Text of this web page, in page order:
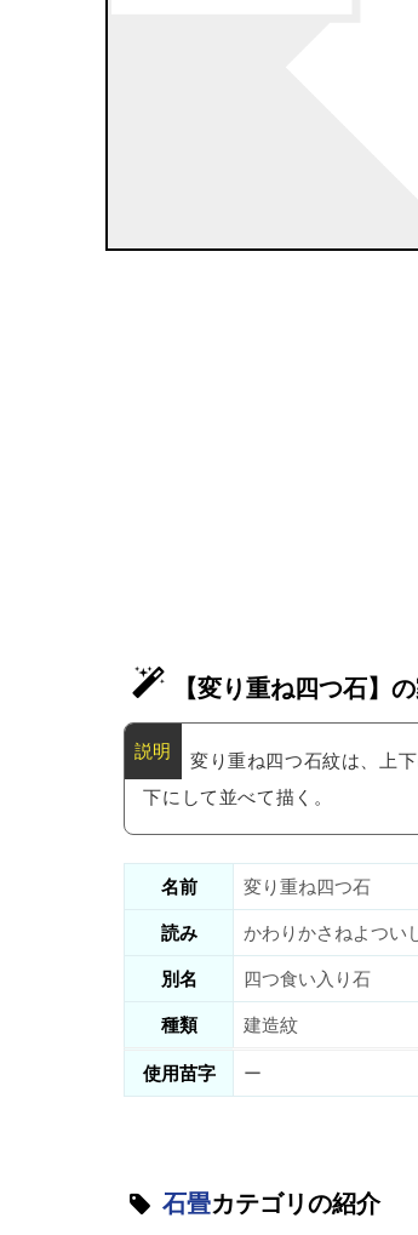
【変り重ね四つ石】
変り重ね四つ石紋は、上
下にして並べて描く。
名前
変り重ね四つ石
読み
かわりかさねよつい
別名
四つ食い入り石
種類
建造紋
使用苗字
ー
石畳カテゴリの紹介